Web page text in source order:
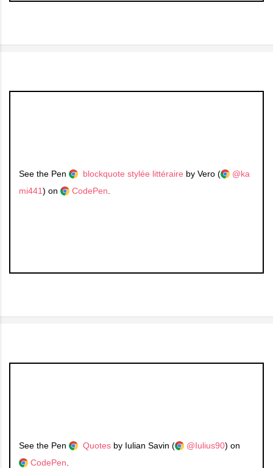
See the Pen blockquote stylée littéraire by Vero (
@ka
mi441) on CodePen
See the Pen Quotes by Iulian Savin ( @Iulius90) on
CodePen